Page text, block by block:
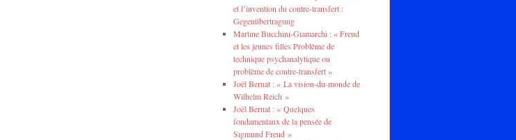
et l’invention du contre-transfert :
Gegenübertragung
Martine Bucchini-Giamarchi : « Freud
et les jeunes filles Problème de
technique psychanalytique ou
problème de contre-transfert »
Joël Bernat : « La vision-du-monde de
Wilhelm Reich »
Joël Bernat : « Quelques
fondamentaux de la pensée de
Sigmund Freud »